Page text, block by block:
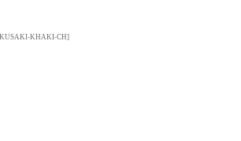
KUSAKI-KHAKI-CH]